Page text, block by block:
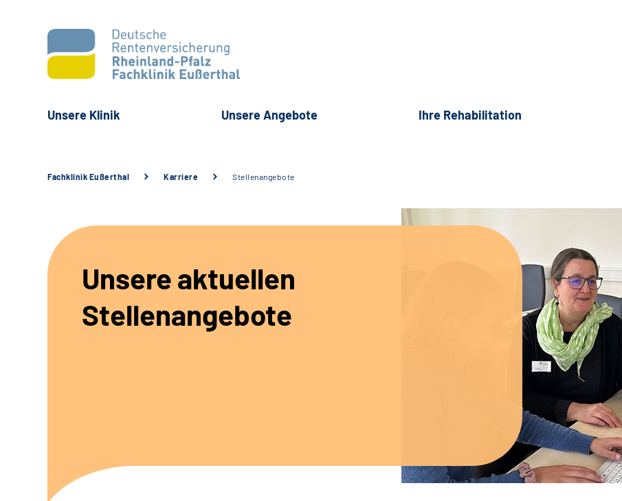
Unsere Klinik Unsere Angebote Ihre Rehabilitation
Fachklinik Eußerthal Karriere Stellenangebote
Unsere aktuellen
Stellenangebote